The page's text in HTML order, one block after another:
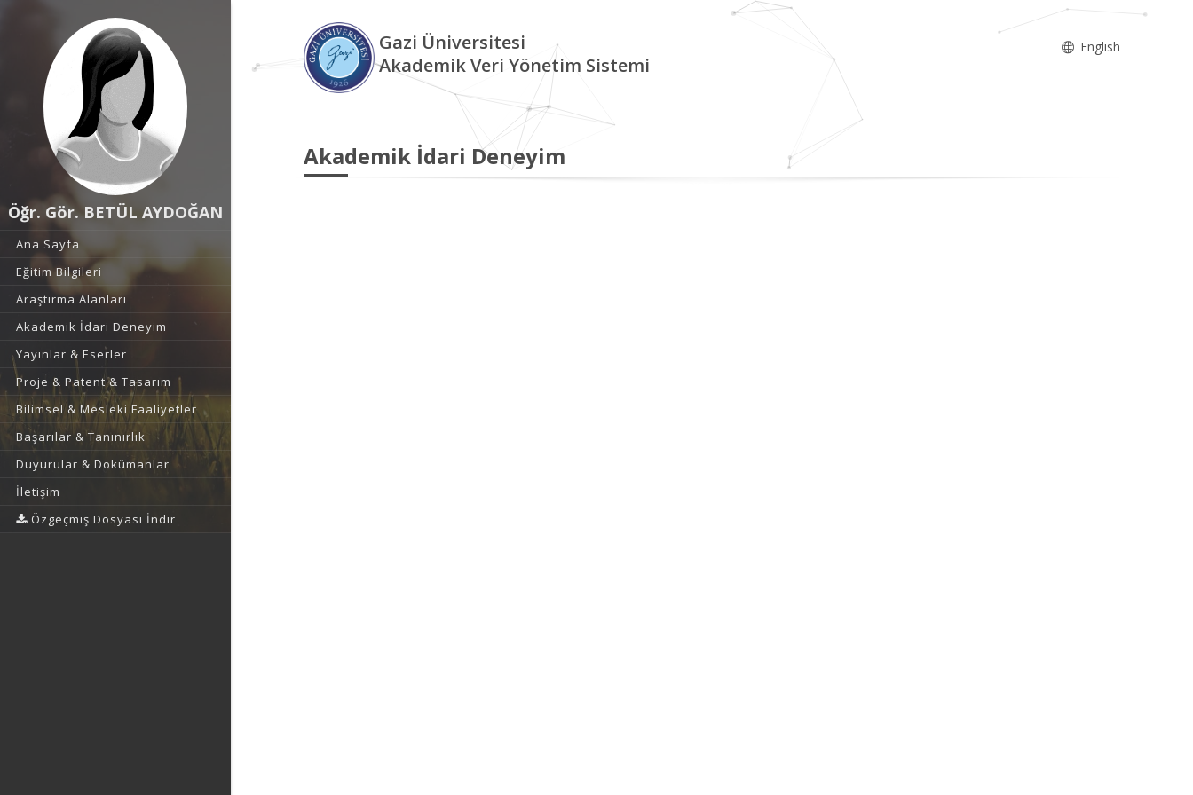
Öğr. Gör. BETÜL AYDOĞAN
Ana Sayfa
Eğitim Bilgileri
Araştırma Alanları
Akademik İdari Deneyim
Yayınlar & Eserler
Proje & Patent & Tasarım
Bilimsel & Mesleki Faaliyetler
Başarılar & Tanınırlık
Duyurular & Dokümanlar
İletişim
Özgeçmiş Dosyası İndir
Gazi Üniversitesi
Akademik Veri Yönetim Sistemi
English
Akademik İdari Deneyim